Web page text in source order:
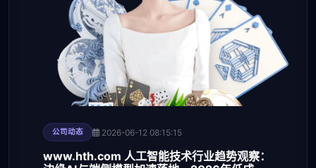
公司动态 2026-06-12 08:15:15
www.hth.com 人工智能技术行业趋势观察：